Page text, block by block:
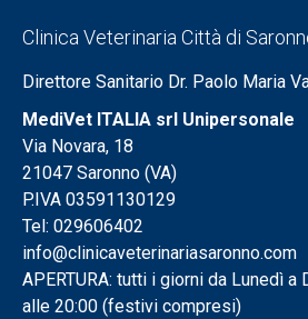
Clinica Veterinaria Città di
Direttore Sanitario Dr. Paolo Maria
MediVet ITALIA srl Unipersonale
Via Novara, 18
21047 Saronno (VA)
P.IVA 03591130129
Tel: 029606402
info@clinicaveterinariasaronno.com
APERTURA: tutti i giorni da Lunedì a
alle 20:00 (festivi compresi)